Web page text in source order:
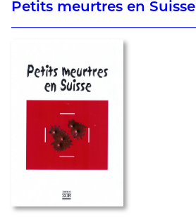
Petits meurtres en Suisse